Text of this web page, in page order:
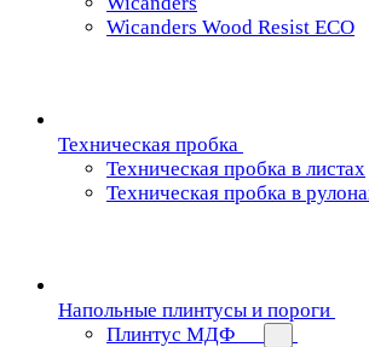
Wicanders Wood Resist ECO
Техническая пробка
Техническая пробка в листах
Техническая пробка в
Напольные плинтусы и пороги
Плинтус МДФ